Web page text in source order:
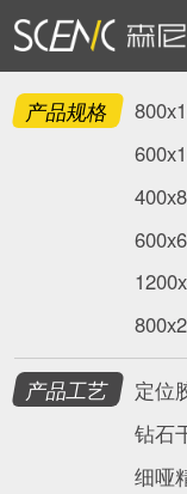
产品规格
产品工艺 定位
钻石
细哑